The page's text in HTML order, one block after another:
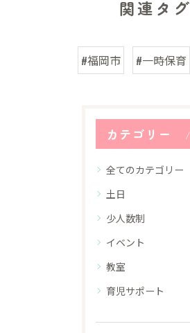
関連タグ
#福岡市 #一時保育
カテゴリー
全てのカテゴリー
土日
少人数制
イベント
教室
育児サポート